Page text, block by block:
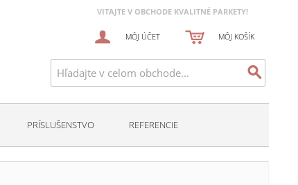
VITAJTE V OBCHODE KVALITNÉ PARKETY!
MÔJ ÚČET MÔJ KOŠÍK
PRÍSLUŠENSTVO REFERENCIE